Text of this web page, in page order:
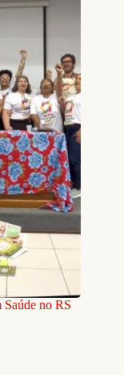
Saúde no RS